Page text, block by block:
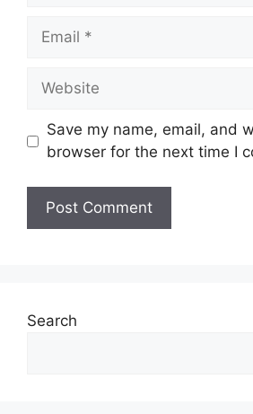
Email
Website
Save my name, email, and
browser for the next time I
Search